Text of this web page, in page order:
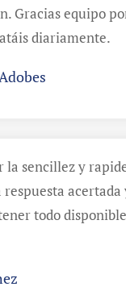
Gracias equipo
diariamente.
la sencillez y
respuesta acertada
todo